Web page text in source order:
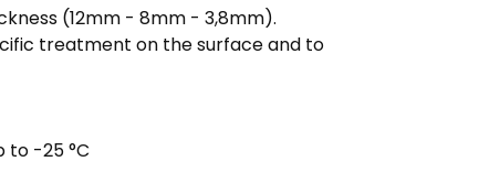
(12mm - 8mm - 3,8mm).
treatment on the surface and to
to -25 °C